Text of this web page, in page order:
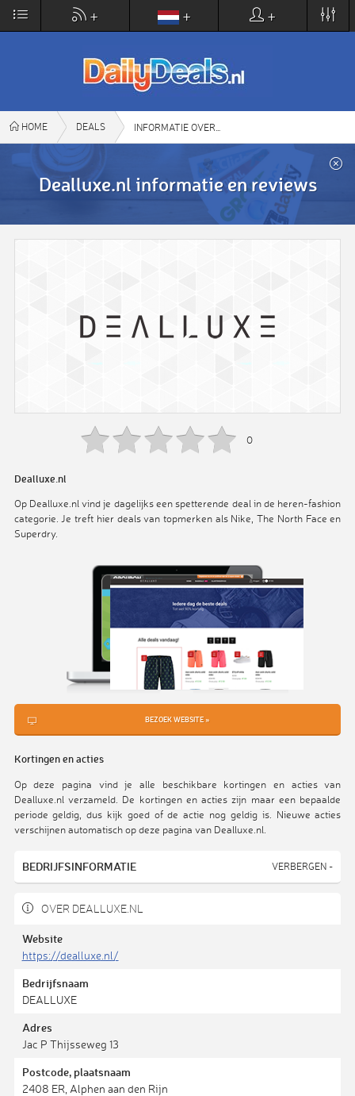
×
DailyDeals.nl
www.dailydeals.nl
VIEW
+ + +
HOME DEALS INFORMATIE OVER
Dealluxe.nl informatie en reviews
0
Dealluxe.nl
Op Dealluxe.nl vind je dagelijks een spetterende deal in de heren-fashion
categorie. Je treft hier deals van topmerken als Nike, The North Face en
Superdry.
BEZOEK WEBSITE »
Kortingen en acties
Op deze pagina vind je alle beschikbare kortingen en acties van
Dealluxe.nl verzameld. De kortingen en acties zijn maar een bepaalde
periode geldig, dus kijk goed of de actie nog geldig is. Nieuwe acties
verschijnen automatisch op deze pagina van Dealluxe.nl.
BEDRIJFSINFORMATIE VERBERGEN -
OVER DEALLUXE.NL
Website
https://dealluxe.nl/
Bedrijfsnaam
DEALLUXE
Adres
Jac P Thijsseweg 13
Postcode, plaatsnaam
2408 ER, Alphen aan den Rijn